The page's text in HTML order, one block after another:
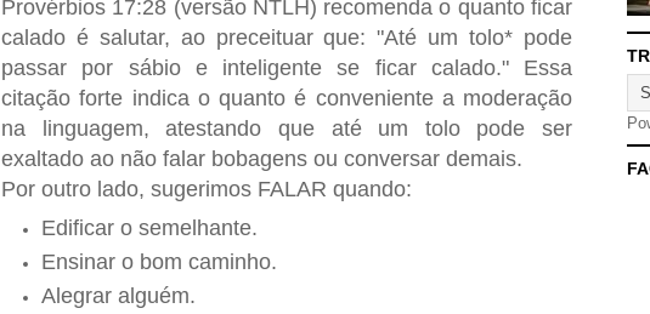
Provérbios 17:28 (versão NTLH) recomenda o quanto ficar
calado é salutar, ao preceituar que: "Até um tolo* pode
passar por sábio e inteligente se ficar calado." Essa
citação forte indica o quanto é conveniente a moderação
na linguagem, atestando que até um tolo pode ser
exaltado ao não falar bobagens ou conversar demais.
Por outro lado, sugerimos FALAR quando:
Edificar o semelhante.
Ensinar o bom caminho.
Alegrar alguém.